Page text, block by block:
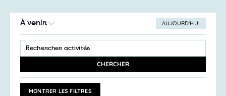
AUJOURD’HUI
À venir
LA
DATE
Recherche
et
de
vues
SAISIR
MOT-
ACTIVITÉS
CHERCHER
MONTRER LES FILTRES